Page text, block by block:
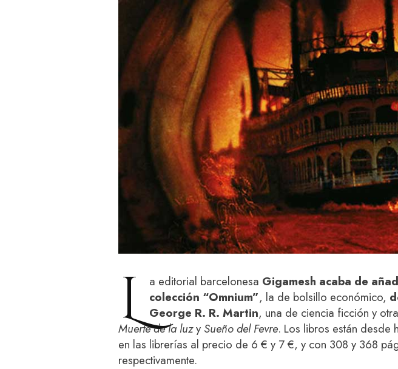
L a editorial barcelonesa Gigamesh acaba de
colección “Omnium”, la de bolsillo económico,
George R. R. Martin, una de ciencia ficción y
Muerte de la luzy Sueño del Fevre. Los libros están desde
en las librerías al precio de 6 € y 7 €, y con 308 y 368
respectivamente.